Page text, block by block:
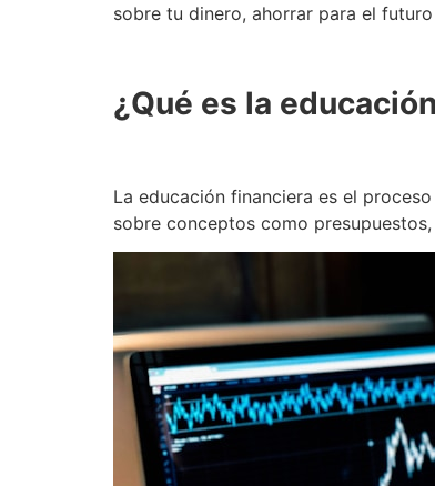
sobre tu dinero, ahorrar para el
¿Qué es la
La educación financiera es el
sobre conceptos como